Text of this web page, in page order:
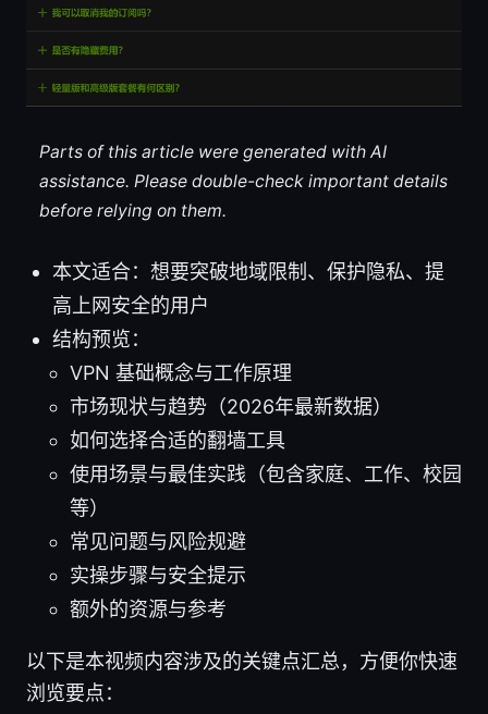
Parts of this article were generated with AI
assistance. Please double-check important details
before relying on them.
本文适合：想要突破地域限制、保护隐私、提
高上网安全的用户
结构预览：
VPN 基础概念与工作原理
市场现状与趋势（2026年最新数据）
如何选择合适的翻墙工具
使用场景与最佳实践（包含家庭、工作、校园
等）
常见问题与风险规避
实操步骤与安全提示
额外的资源与参考
以下是本视频内容涉及的关键点汇总，方便你快速
浏览要点：